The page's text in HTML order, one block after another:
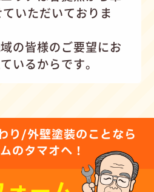
いただいておりま
の皆様のご要望にお
いるからです。
り/外壁塗装のことなら
のタマオへ！